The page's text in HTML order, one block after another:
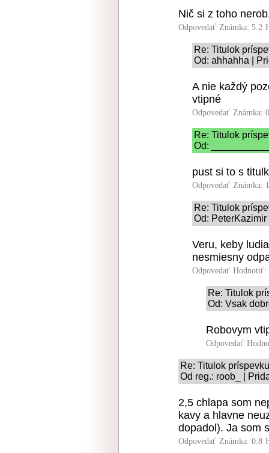
Nič si z toho
Odpovedať Známka: 5.2
Re: Titulok
Od: ahhahha |
A nie každý
vtipné
Odpovedať Známka:
Re: Titulok
Od:
pust si to s
Odpovedať Známka:
Re: Titulok
Od:
Veru, keby
nesmiesny
Odpovedať Hodnotiť:
Re: Titulok
Od: Vsak
Robovym
Odpovedať
Re: Titulok
Od reg.: roob_ |
2,5 chlapa som
kavy a hlavne
dopadol). Ja som
Odpovedať Známka: 0.8